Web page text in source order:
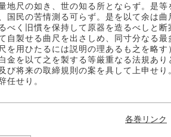
地尺の如き、世の知る所とならず。是
国民の苦情測る可らず。是を以て余は
べく旧慣を保持して原器を造るべしと
自製せる曲尺を出さしめ、同寸分なる
を用ひたるには説明の理あるも之を略
金を以て之を製する等厳重なる法規あ
び将来の取締規則の案を具して上申せ
任せり。
各巻リンク